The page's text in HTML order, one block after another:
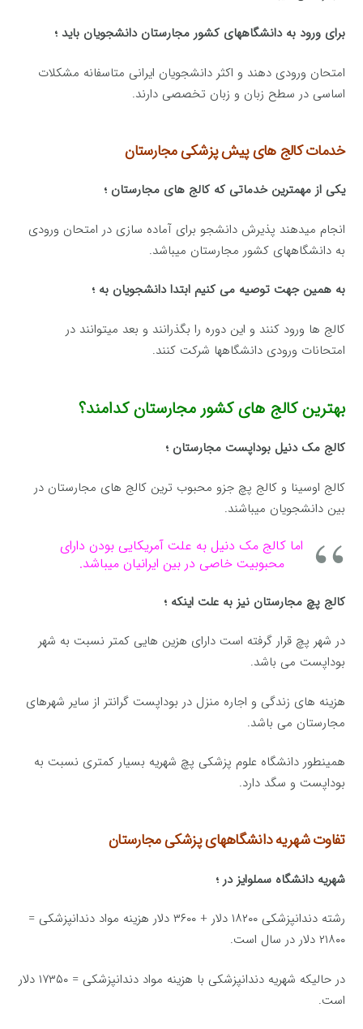
برای ورود به دانشگاههای کشور مجارستان دانشجویان باید ؛
امتحان ورودی دهند و اکثر دانشجویان ایرانی متاسفانه مشکلات
اساسی در سطح زبان و زبان تخصصی دارند.
خدمات کالج های پیش پزشکی مجارستان
یکی از مهمترین خدماتی که کالج های مجارستان ؛
انجام میدهند پذیرش دانشجو برای آماده سازی در امتحان ورودی
به دانشگاههای کشور مجارستان میباشد.
به همین جهت توصیه می کنیم ابتدا دانشجویان به ؛
کالج ها ورود کنند و این دوره را بگذرانند و بعد میتوانند در
امتحانات ورودی دانشگاهها شرکت کنند.
بهترین کالج های کشور مجارستان کدامند؟
کالج مک دنیل بوداپست مجارستان ؛
کالج اوسینا و کالج پچ جزو محبوب ترین کالج های مجارستان در
بین دانشجویان میباشند.
اما کالج مک دنیل به علت آمریکایی بودن دارای
محبوبیت خاصی در بین ایرانیان میباشد.
کالج پچ مجارستان نیز به علت اینکه ؛
در شهر پچ قرار گرفته است دارای هزین هایی کمتر نسبت به شهر
بوداپست می باشد.
هزینه های زندگی و اجاره منزل در بوداپست گرانتر از سایر شهرهای
مجارستان می باشد.
همینطور دانشگاه علوم پزشکی پچ شهریه بسیار کمتری نسبت به
بوداپست و سگد دارد.
تفاوت شهریه دانشگاههای پزشکی مجارستان
شهریه دانشگاه سملوایز در ؛
رشته دندانپزشکی ۱۸۲۰۰ دلار + ۳۶۰۰ دلار هزینه مواد دندانپزشکی =
۲۱۸۰۰ دلار در سال است.
در حالیکه شهریه دندانپزشکی با هزینه مواد دندانپزشکی = ۱۷۳۵۰ دلار
است.